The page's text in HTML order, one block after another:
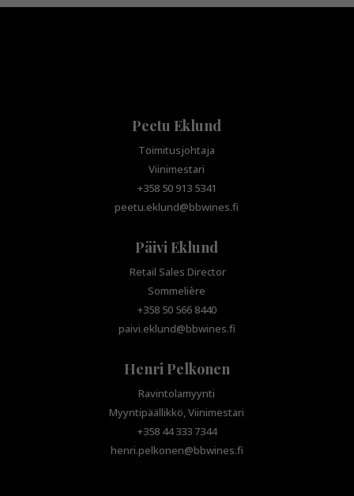
Peetu Eklund
Toimitusjohtaja
Viinimestari
+358 50 913 5341
peetu.eklund@bbwines.fi
Päivi Eklund
Retail Sales Director
Sommelière
+358 50 566 8440
paivi.eklund@bbwines.fi
Henri Pelkonen
Ravintolamyynti
Myyntipäällikkö, Viinimestari
+358 44 333 7344
henri.pelkonen@bbwines.fi